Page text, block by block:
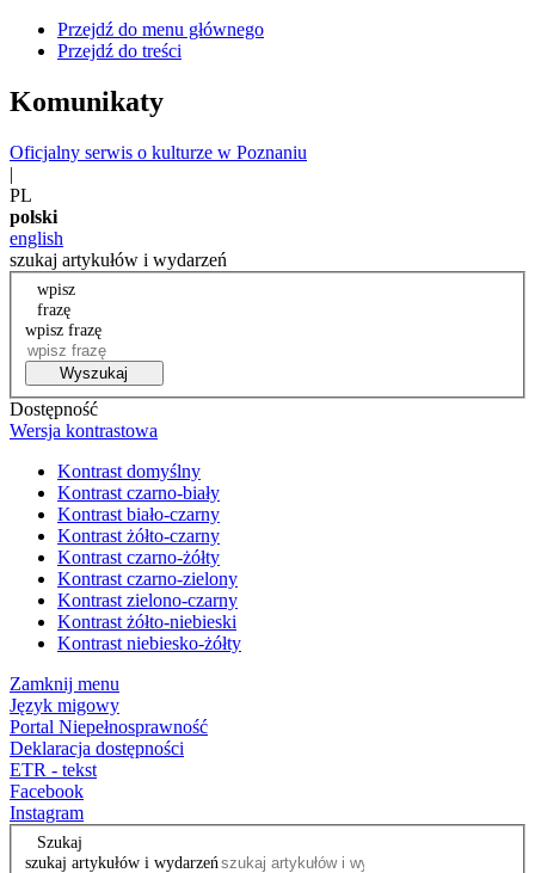
Przejdź do menu głównego
Przejdź do treści
Komunikaty
Oficjalny serwis o kulturze w Poznaniu
|
PL
polski
english
szukaj artykułów i wydarzeń
wpisz
frazę
wpisz frazę
Wyszukaj
Dostępność
Wersja kontrastowa
Kontrast domyślny
Kontrast czarno-biały
Kontrast biało-czarny
Kontrast żółto-czarny
Kontrast czarno-żółty
Kontrast czarno-zielony
Kontrast zielono-czarny
Kontrast żółto-niebieski
Kontrast niebiesko-żółty
Zamknij menu
Język migowy
Portal Niepełnosprawność
Deklaracja dostępności
ETR - tekst
Facebook
Instagram
Szukaj
szukaj artykułów i wydarzeń